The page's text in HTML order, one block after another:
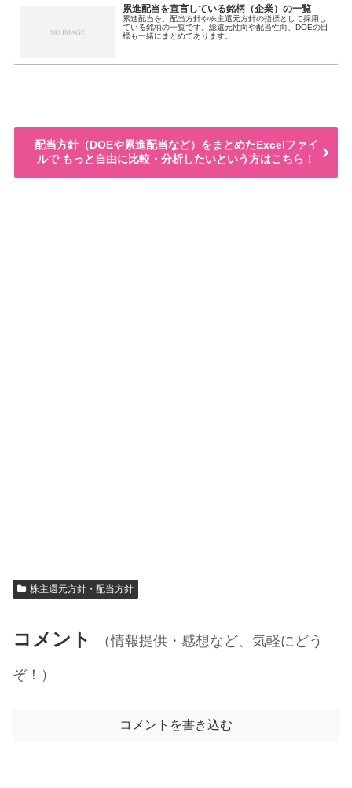
累進配当を宣言している銘柄（企業）の一覧
累進配当を、配当方針や株主還元方針の指標として採用し
ている銘柄の一覧です。総還元性向や配当性向、DOEの目
標も一緒にまとめてあります。
配当方針（DOEや累進配当など）をまとめたExcelファイ
ルで もっと自由に比較・分析したいという方はこちら！
株主還元方針・配当方針
コメント
（情報提供・感想など、気軽にどう
ぞ！）
コメントを書き込む